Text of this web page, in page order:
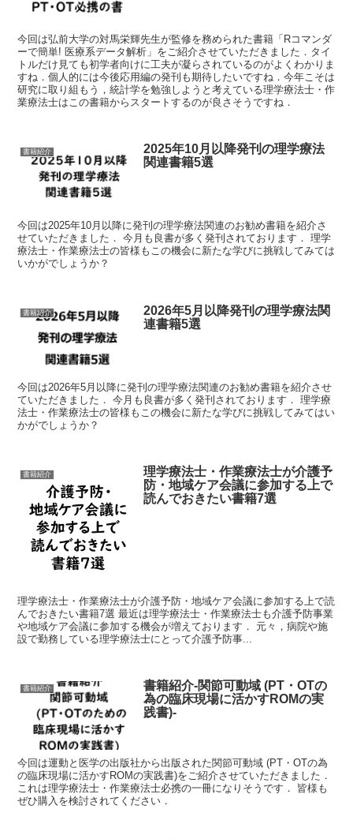
今回は弘前大学の対馬栄輝先生が監修を務められた書籍「Rコマンダ
ーで簡単! 医療系データ解析」をご紹介させていただきました．タイ
トルだけ見ても初学者向けに工夫が凝らされているのがよくわかりま
すね．個人的には今後応用編の発刊も期待したいですね．今年こそは
研究に取り組もう，統計学を勉強しようと考えている理学療法士・作
業療法士はこの書籍からスタートするのが良さそうですね．
書籍紹介
2025年10月以降発刊の理学療法
関連書籍5選
今回は2025年10月以降に発刊の理学療法関連のお勧め書籍を紹介さ
せていただきました． 今月も良書が多く発刊されております． 理学
療法士・作業療法士の皆様もこの機会に新たな学びに挑戦してみては
いかがでしょうか？
書籍紹介
2026年5月以降発刊の理学療法関
連書籍5選
今回は2026年5月以降に発刊の理学療法関連のお勧め書籍を紹介させ
ていただきました． 今月も良書が多く発刊されております． 理学療
法士・作業療法士の皆様もこの機会に新たな学びに挑戦してみてはい
かがでしょうか？
書籍紹介
理学療法士・作業療法士が介護予
防・地域ケア会議に参加する上で
読んでおきたい書籍7選
理学療法士・作業療法士が介護予防・地域ケア会議に参加する上で読
んでおきたい書籍7選 最近は理学療法士・作業療法士も介護予防事業
や地域ケア会議に参加する機会が増えております． 元々，病院や施
設で勤務している理学療法士にとって介護予防事...
書籍紹介
書籍紹介-関節可動域 (PT・OTの
為の臨床現場に活かすROMの実
践書)-
今回は運動と医学の出版社から出版された関節可動域 (PT・OTの為
の臨床現場に活かすROMの実践書)をご紹介させていただきました．
これは理学療法士・作業療法士必携の一冊になりそうです． 皆様も
ぜひ購入を検討されてください．